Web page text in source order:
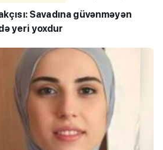
Savadına güvənməyən
yeri yoxdur